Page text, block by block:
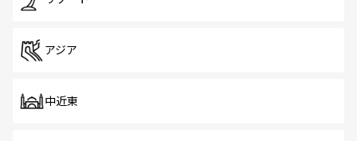
アジア
中近東